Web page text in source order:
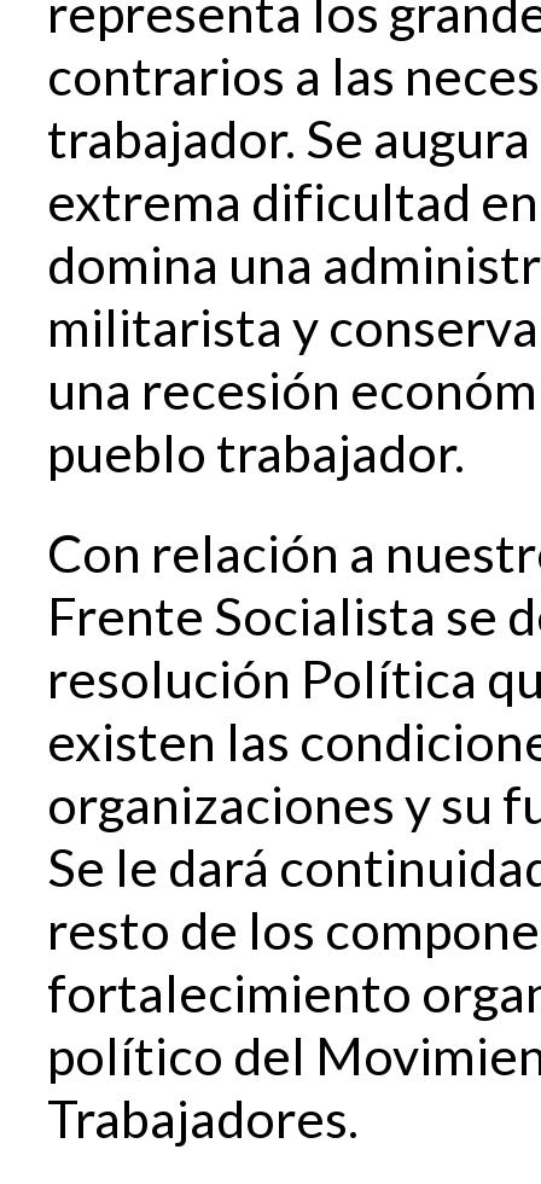
contrarios a las
trabajador. Se
extrema dificultad
domina una
militarista y
una recesión
pueblo trabajador.
Con relación a
Frente Socialista se
resolución Política
existen las
organizaciones y su
Se le dará
resto de los
fortalecimiento
político del
Trabajadores.